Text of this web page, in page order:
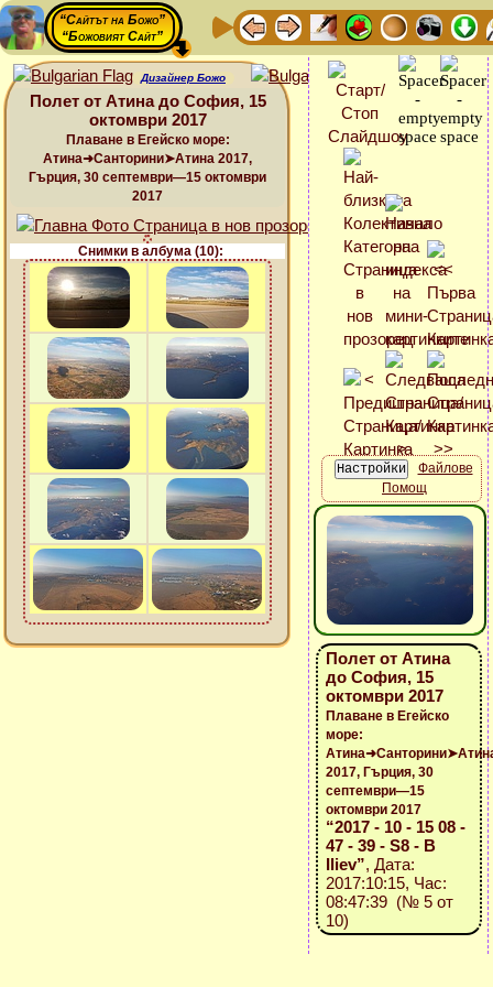
“Сайтът на Божо”
“Божовият Сайт”
Дизайнер Божо
Полет от Атина до София, 15
октомври 2017
Плаване в Егейско море:
Атина➜Санторини➤Атина 2017,
Гърция, 30 септември—15 октомври
2017
Снимки в албума (10):
Файлове
Помощ
Полет от Атина
до София, 15
октомври 2017
Плаване в Егейско
море:
2017, Гърция, 30
септември—15
октомври 2017
“2017 - 10 - 15 08 -
47 - 39 - S8 - B
Iliev”, Дата:
2017:10:15, Час:
08:47:39 (№ 5 от
10)